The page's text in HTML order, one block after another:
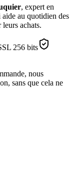
, expert en
au quotidien des
achats.
256 bits
nous
sans que cela ne